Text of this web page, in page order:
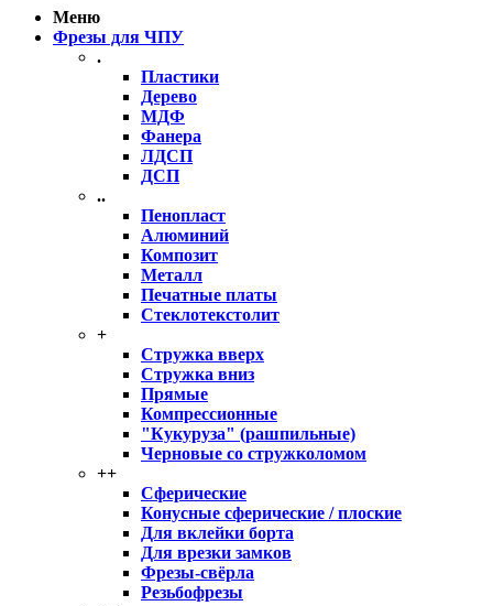
Меню
Фрезы для ЧПУ
.
Пластики
Дерево
МДФ
Фанера
ЛДСП
ДСП
..
Пенопласт
Алюминий
Композит
Металл
Печатные платы
Стеклотекстолит
+
Стружка вверх
Стружка вниз
Прямые
Компрессионные
"Кукуруза" (рашпильные)
Черновые со стружколомом
++
Сферические
Конусные сферические / плоские
Для вклейки борта
Для врезки замков
Фрезы-свёрла
Резьбофрезы